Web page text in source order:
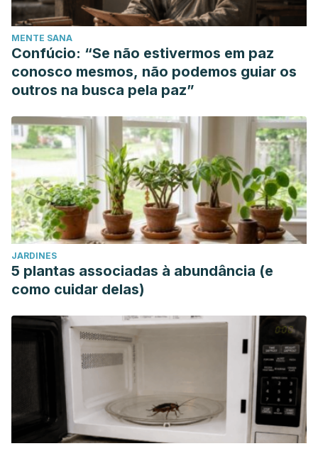
MENTE SANA
Confúcio: “Se não estivermos em paz
conosco mesmos, não podemos guiar os
outros na busca pela paz”
JARDINES
5 plantas associadas à abundância (e
como cuidar delas)